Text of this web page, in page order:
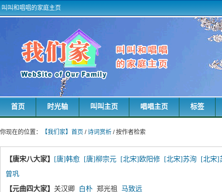
叫叫和唱唱的家庭主页
首页 时光轴 叫叫主页 唱唱主页 标签
你现在的位置： 【我们家】首页 /诗词赏析 / 按作者检索
【唐宋八大家】 [唐]韩愈 [唐]柳宗元 [北宋]欧阳修 [北宋]苏洵
[北宋]
曾巩
【元曲四大家】 关汉卿 白朴 郑光祖 马致远